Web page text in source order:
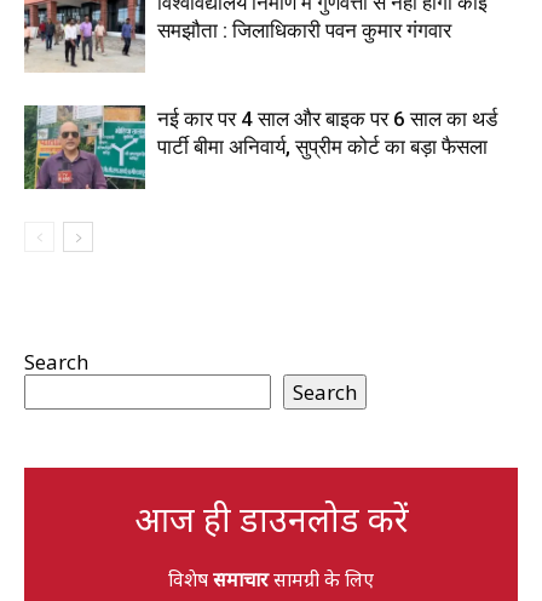
समझौता : जिलाधिकारी पवन कुमार गंगवार
नई कार पर 4 साल और बाइक पर 6 साल का थर्ड
पार्टी बीमा अनिवार्य, सुप्रीम कोर्ट का बड़ा फैसला
Search
Search
आज ही डाउनलोड करें
विशेषसमाचारसामग्री के लिए